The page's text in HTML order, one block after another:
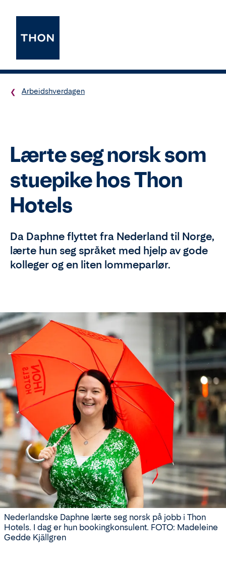
Arbeidshverdagen
Lærte seg norsk som
stuepike hos Thon
Hotels
Da Daphne flyttet fra Nederland til Norge,
lærte hun seg språket med hjelp av gode
kolleger og en liten lommeparlør.
Nederlandske Daphne lærte seg norsk på jobb i Thon
Hotels. I dag er hun bookingkonsulent. FOTO: Madeleine
Gedde Kjällgren